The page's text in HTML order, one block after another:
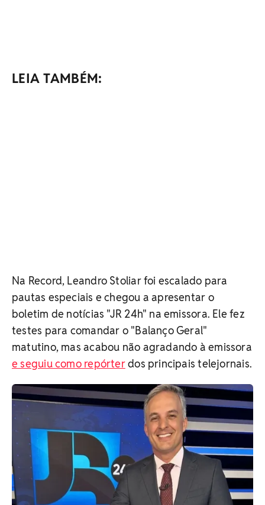
LEIA TAMBÉM:
Na Record, Leandro Stoliar foi escalado para
pautas especiais e chegou a apresentar o
boletim de notícias "JR 24h" na emissora. Ele fez
testes para comandar o "Balanço Geral"
matutino, mas acabou não agradando à emissora
e seguiu como repórterdos principais telejornais.